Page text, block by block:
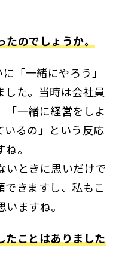
のでしょうか。
「一緒にやろう」
した。当時は会社員
「一緒に経営をしよ
いるの」という反応
。
いときに思いだけで
できますし、私もこ
ますね。
ことはありました